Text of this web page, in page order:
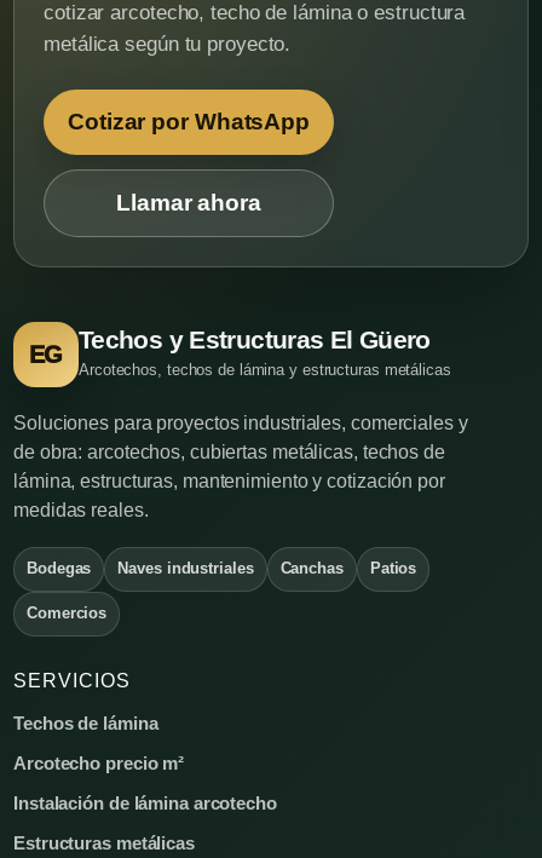
cotizar arcotecho, techo de lámina o estructura
metálica según tu proyecto.
Cotizar por WhatsApp
Llamar ahora
EG
Techos y Estructuras El Güero
Arcotechos, techos de lámina y estructuras metálicas
Soluciones para proyectos industriales, comerciales y
de obra: arcotechos, cubiertas metálicas, techos de
lámina, estructuras, mantenimiento y cotización por
medidas reales.
Bodegas Naves industriales Canchas Patios
Comercios
SERVICIOS
Techos de lámina
Arcotecho precio m²
Instalación de lámina arcotecho
Estructuras metálicas